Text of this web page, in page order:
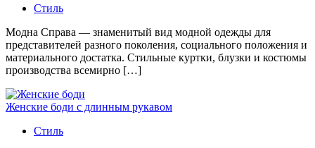
Стиль
Модна Справа — знаменитый вид модной одежды для
представителей разного поколения, социального положения и
материального достатка. Стильные куртки, блузки и костюмы
производства всемирно […]
Женские боди с длинным рукавом
Стиль